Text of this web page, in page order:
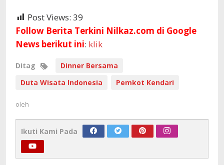
Post Views: 39
Follow Berita Terkini Nilkaz.com di Google
News berikut ini: klik
Ditag
Dinner Bersama
Duta Wisata Indonesia
Pemkot Kendari
oleh
Ikuti Kami Pada